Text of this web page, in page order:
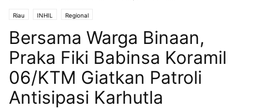
Riau INHIL Regional
Bersama Warga Binaan,
Praka Fiki Babinsa Koramil
06/KTM Giatkan Patroli
Antisipasi Karhutla